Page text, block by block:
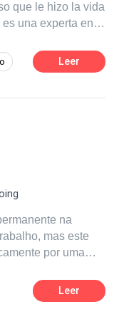
La
para seguir
que le hizo la vida
"nunca teLeer
na
mas este
por uma
possível quando o
Leer